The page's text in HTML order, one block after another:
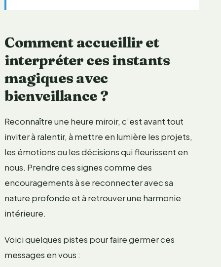
Comment accueillir et
interpréter ces instants
magiques avec
bienveillance ?
Reconnaître une heure miroir, c’est avant tout
inviter à ralentir, à mettre en lumière les projets,
les émotions ou les décisions qui fleurissent en
nous. Prendre ces signes comme des
encouragements à se reconnecter avec sa
nature profonde et à retrouver une harmonie
intérieure.
Voici quelques pistes pour faire germer ces
messages en vous :